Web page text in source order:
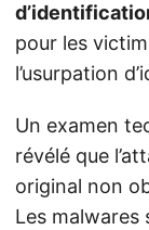
pour les
l’usurpation
Un examen
révélé que
original non
Les